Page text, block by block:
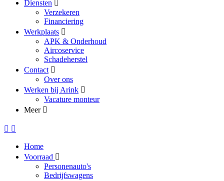
Diensten
Verzekeren
Financiering
Werkplaats
APK & Onderhoud
Aircoservice
Schadeherstel
Contact
Over ons
Werken bij Arink
Vacature monteur
Meer
Home
Voorraad
Personenauto's
Bedrijfswagens